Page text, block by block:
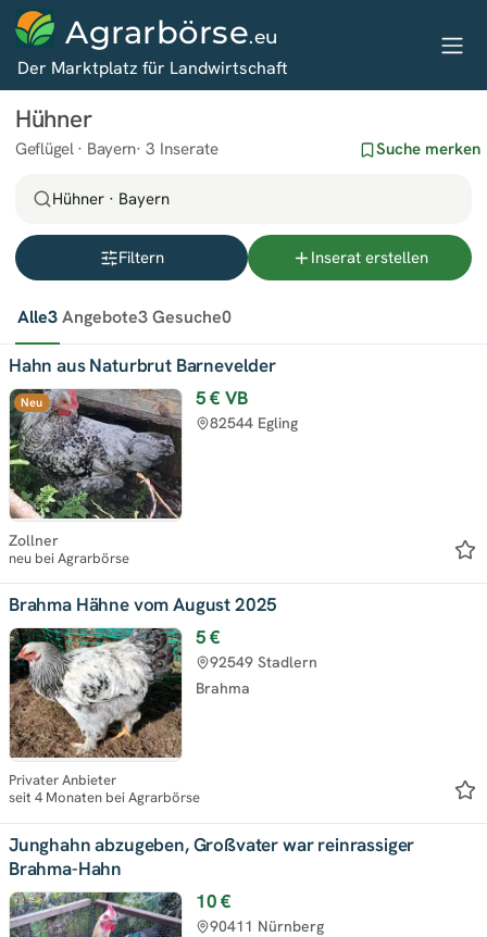
Agrarbörse.eu
Der Marktplatz für Landwirtschaft
Hühner
Geflügel · Bayern 3 Inserate Suche merken
Hühner · Bayern
Filtern Inserat erstellen
Alle3Angebote3Gesuche0
Neu
Hahn aus Naturbrut Barnevelder
5 € VB
82544 Egling
Zollner
neu bei Agrarbörse
Brahma Hähne vom August 2025
5 €
Brahma
92549 Stadlern
Privater Anbieter
seit 4 Monaten bei Agrarbörse
Junghahn abzugeben, Großvater war reinrassiger
Brahma-Hahn
10 €
90411 Nürnberg